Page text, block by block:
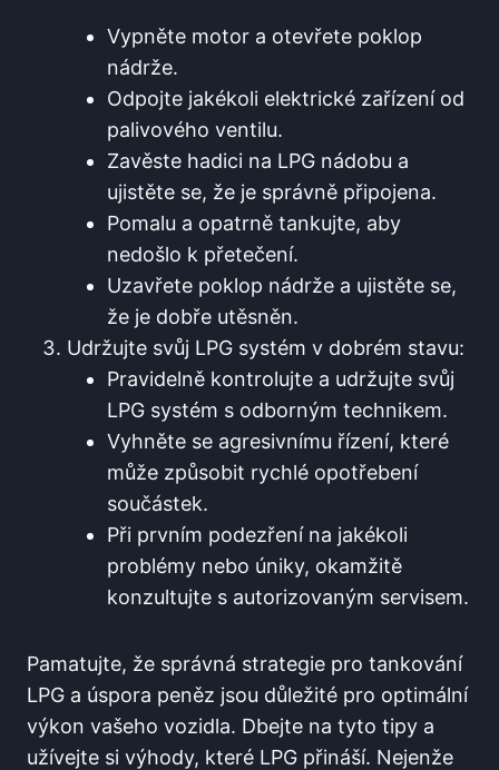
Vypněte motor a otevřete poklop
nádrže.
Odpojte jakékoli elektrické zařízení od
palivového ventilu.
Zavěste hadici⁢ na ​LPG nádobu ⁤a
ujistěte⁣ se, že je správně připojena.
Pomalu⁢ a opatrně tankujte, aby
nedošlo⁣ k přetečení.
Uzavřete poklop nádrže a ujistěte se,
že je dobře utěsněn.
Udržujte svůj LPG systém v dobrém stavu:
Pravidelně kontrolujte a udržujte svůj
‍LPG systém s odborným technikem.
Vyhněte se agresivnímu řízení, které
může způsobit rychlé opotřebení
součástek.
Při prvním podezření‍ na jakékoli
problémy nebo úniky, okamžitě
konzultujte s autorizovaným servisem.
Pamatujte, že‌ správná strategie ‍pro tankování
LPG a úspora peněz jsou důležité pro optimální
výkon vašeho ⁢vozidla. Dbejte na tyto tipy a
užívejte si ⁢výhody, které ⁣LPG přináší. Nejenže